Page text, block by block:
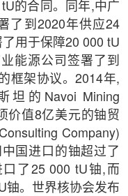
的合同。同年,中广
了到2020年供应24
用于保障20 000 tU
能源公司签署了到
框架协议。2014年,
的Navoi Mining
价值8亿美元的铀贸
Company)
国进口的铀超过了
了25 000 tU铀,而
铀。世界核协会发布